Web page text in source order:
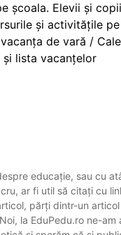
școala. Elevii și
și activitățile
de vară /
lista vacanțelor
educație, sau cu
ar fi util să citați cu
părți dintr-un
la EduPedu.ro ne-am